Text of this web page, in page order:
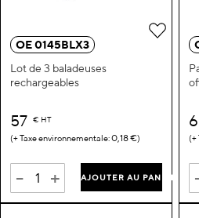
OE 0145BLX3
Lot de 3 baladeuses
rechargeables
57 € HT
0,18 €
- + AJOUTER AU PANIER